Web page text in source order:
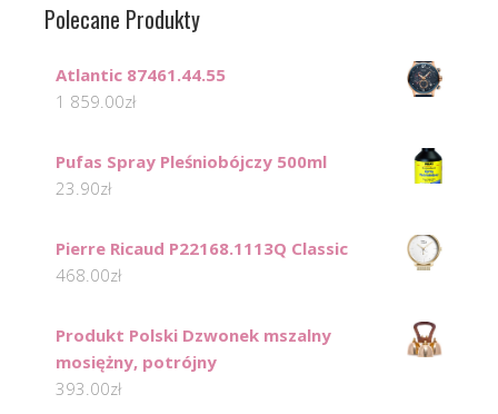
Polecane Produkty
Atlantic 87461.44.55
1 859.00zł
Pufas Spray Pleśniobójczy 500ml
23.90zł
Pierre Ricaud P22168.1113Q Classic
468.00zł
Produkt Polski Dzwonek mszalny
mosiężny, potrójny
393.00zł